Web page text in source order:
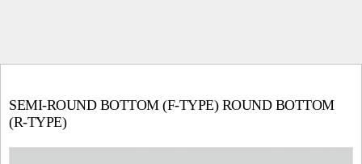
SEMI-ROUND BOTTOM (F-TYPE) ROUND BOTTOM
(R-TYPE)